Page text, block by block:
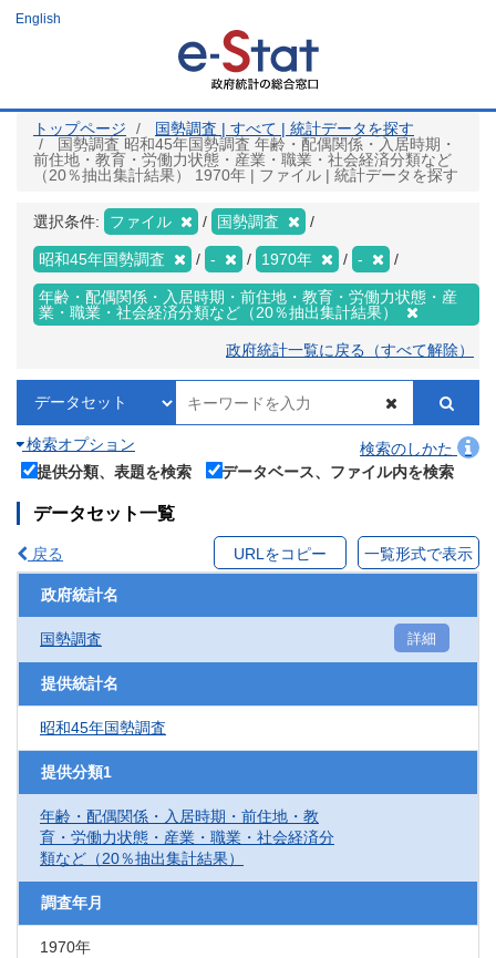
ツ
English
トップページ
国勢調査 | すべて | 統計データを探す
国勢調査 昭和45年国勢調査 年齢・配偶関係・入居時期・
前住地・教育・労働力状態・産業・職業・社会経済分類など
（20％抽出集計結果） 1970年 | ファイル | 統計データを探す
選択条件: ファイル 国勢調査
昭和45年国勢調査 - 1970年 -
年齢・配偶関係・入居時期・前住地・教育・労働力状態・産
業・職業・社会経済分類など（20％抽出集計結果）
政府統計一覧に戻る（すべて解除）
検索オプション
検索のしかた
提供分類、表題を検索
データベース、ファイル内を検索
データセット一覧
戻る URLをコピー 一覧形式で表示
政府統計名
国勢調査 詳細
提供統計名
昭和45年国勢調査
提供分類1
年齢・配偶関係・入居時期・前住地・教
育・労働力状態・産業・職業・社会経済分
類など（20％抽出集計結果）
調査年月
1970年